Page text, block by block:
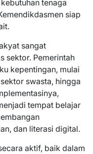
tenaga
siap
sangat
sektor. Pemerintah
kepentingan, mulai
swasta, hingga
tempat belajar
dan literasi digital.
aktif, baik dalam